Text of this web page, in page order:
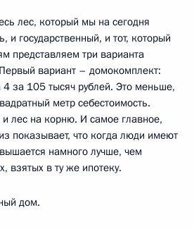
лес, который мы на сегодня
и государственный, и тот, который
представляем три варианта
вариант – домокомплект:
за 105 тысяч рублей. Это меньше,
метр себестоимость.
лес на корню. И самое главное,
показывает, что когда люди имеют
намного лучше, чем
взятых в ту же ипотеку.
дом.